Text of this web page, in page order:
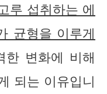
루 섭취하는 에
균형을 이루게
한 변화에 비해
되는 이유입니